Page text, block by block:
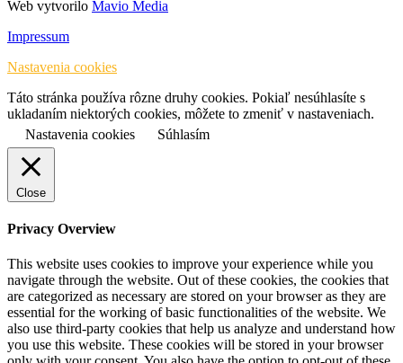
Web vytvorilo Mavio Media
Impressum
Nastavenia cookies
Táto stránka používa rôzne druhy cookies. Pokiaľ nesúhlasíte s
ukladaním niektorých cookies, môžete to zmeniť v nastaveniach.
Nastavenia cookies
Súhlasím
Close
Privacy Overview
This website uses cookies to improve your experience while you
navigate through the website. Out of these cookies, the cookies that
are categorized as necessary are stored on your browser as they are
essential for the working of basic functionalities of the website. We
also use third-party cookies that help us analyze and understand how
you use this website. These cookies will be stored in your browser